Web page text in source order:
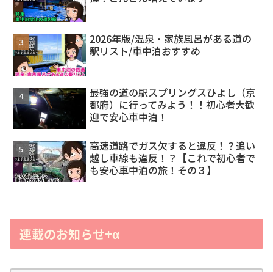
2026年版/温泉・家族風呂がある道の
駅リスト/車中泊おすすめ
最強の道の駅スプリングスひよし（京
都府）に行ってみよう！！初心者大歓
迎で安心車中泊！
高速道路でガス欠すると違反！？追い
越し車線も違反！？【これで初心者で
も安心車中泊の旅！その３】
連載のお知らせ+α